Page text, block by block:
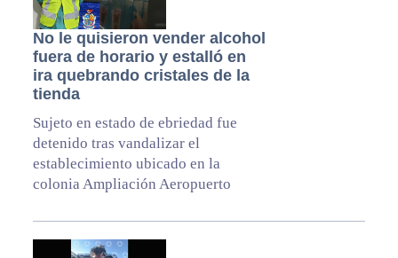
No le quisieron vender alcohol
fuera de horario y estalló en
ira quebrando cristales de la
tienda
Sujeto en estado de ebriedad fue
detenido tras vandalizar el
establecimiento ubicado en la
colonia Ampliación Aeropuerto